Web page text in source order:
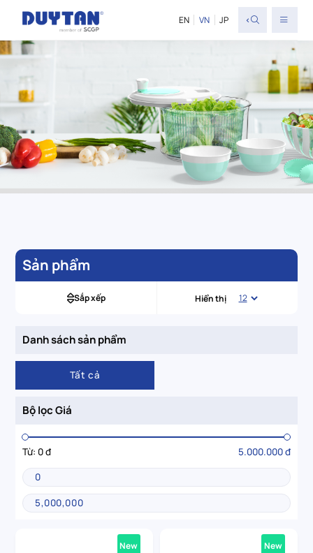
EN VN JP <
Sản phẩm
Sắp xếp Hiển thị
Danh sách sản phẩm
Tất cả
Bộ lọc Giá
Từ: 0 đ 5.000.000 đ
New New